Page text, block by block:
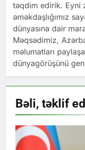
təqdim edirik. Eyni
əməkdaşlığımız
dünyasına dair
Məqsədimiz,
məlumatları
dünyagörüşünü
Bəli, təklif